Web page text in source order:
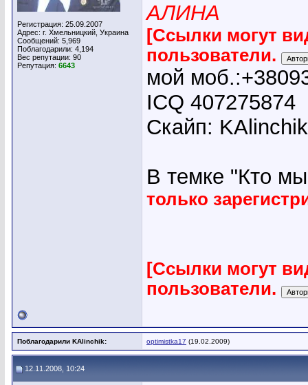
Регистрация: 25.09.2007
Адрес: г. Хмельницкий, Украина
Сообщений: 5,969
Поблагодарили: 4,194
Вес репутации: 90
Репутация: 6643
АЛИНА
[Ссылки могут
пользователи.
мой
ICQ 407275874
Скайп:
В темке "Кто
только
[Ссылки могут
пользователи.
Поблагодарили KAlinchik: optimistka17 (19.02.2009)
12.11.2008, 10:24